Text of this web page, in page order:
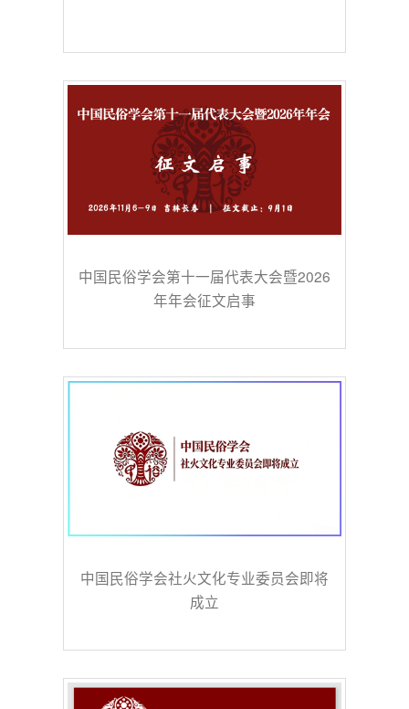
中国民俗学会第十一届代表大会暨2026
年年会征文启事
中国民俗学会社火文化专业委员会即将
成立